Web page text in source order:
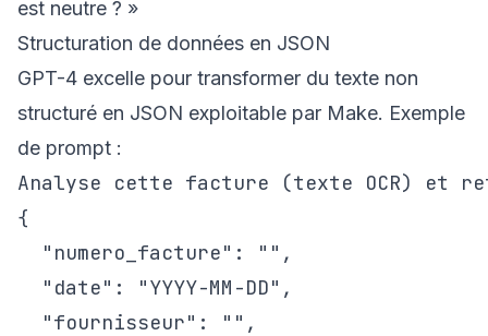
est neutre ? »
Structuration de données en JSON
GPT-4 excelle pour transformer du texte non
structuré en JSON exploitable par Make. Exemple
de prompt :
Analyse cette facture (texte OCR) et
{
  "numero_facture": "",
  "date": "YYYY-MM-DD",
  "fournisseur": "",